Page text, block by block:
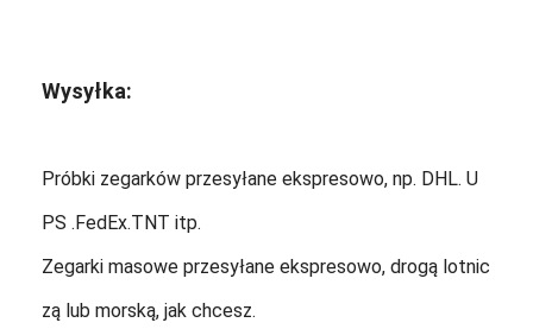
Wysyłka:
Próbki zegarków przesyłane ekspresowo, np. DHL. U
PS .FedEx.TNT itp.
Zegarki masowe przesyłane ekspresowo, drogą lotnic
zą lub morską, jak chcesz.